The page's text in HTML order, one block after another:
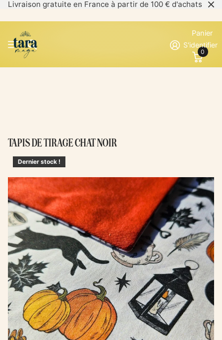
Livraison gratuite en France à partir de 100 € d'achats
S'identifier
Panier
0
TAPIS DE TIRAGE CHAT NOIR
Dernier stock !